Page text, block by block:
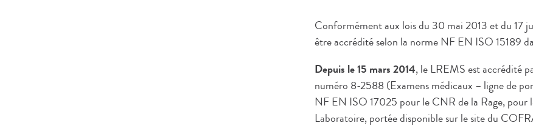
Conformément aux lois du 30 mai 2013 et du 17
être accrédité selon la norme NF EN ISO 15189
Depuis le 15 mars 2014, le LREMS est accrédité
numéro 8-2588 (Examens médicaux – ligne de
NF EN ISO 17025 pour le CNR de la Rage, pour
Laboratoire, portée disponible sur le site du